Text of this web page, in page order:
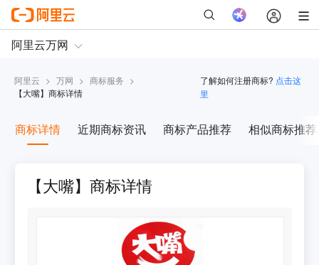
阿里云 > 万网 > 商标服务 >
【大嘴】商标详情
了解如何注册商标? 点击这
里
商标详情 近期商标资讯 商标产品推荐 相似商标推荐
【大嘴】商标详情